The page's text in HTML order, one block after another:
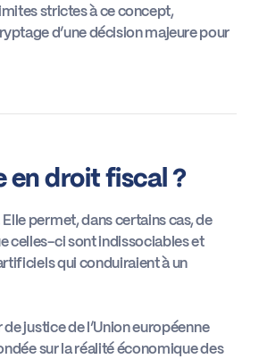
strictes à ce concept,
d’une décision majeure pour
en droit fiscal ?
permet, dans certains cas, de
celles-ci sont indissociables et
qui conduiraient à un
justice de l’Union européenne
sur la réalité économique des